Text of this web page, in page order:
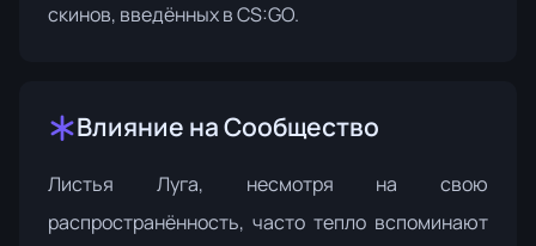
скинов, введённых в CS:GO.
Влияние на Сообщество
Листья Луга, несмотря на свою
распространённость, часто тепло вспоминают